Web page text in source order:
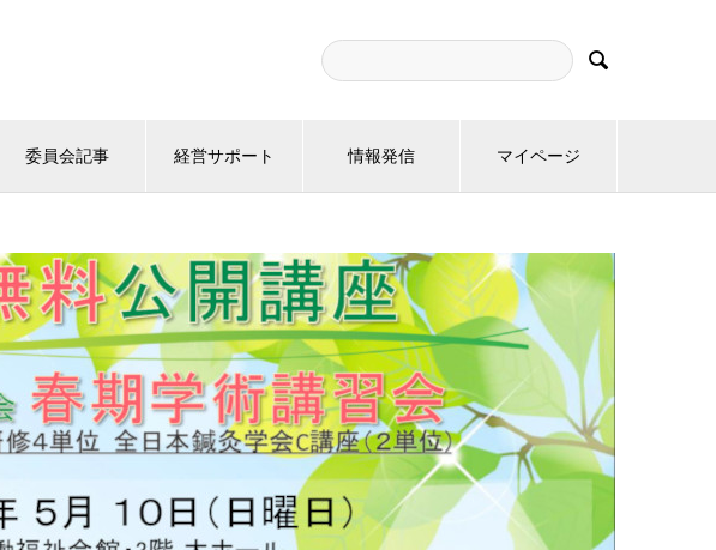

委員会記事 経営サポート 情報発信 マイページ